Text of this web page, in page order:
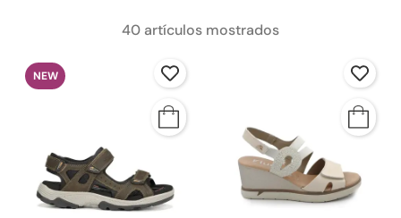
40 artículos mostrados
NEW